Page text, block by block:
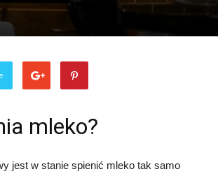
mleko?
jest w stanie spienić mleko tak samo